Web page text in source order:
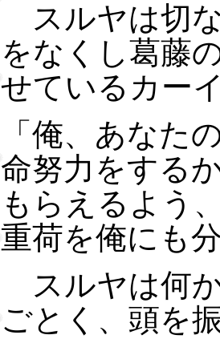
スルヤは切
をなくし葛藤
せているカー
「俺、あなた
命努力をする
もらえるよう
重荷を俺にも
スルヤは何
ごとく、頭を